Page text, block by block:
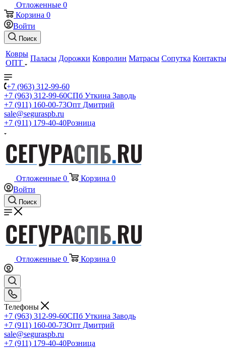
Отложенные 0
Корзина 0
Войти
Поиск
Ковры
ОПТ
Паласы Дорожки Ковролин Матрасы Сопутка Контакты
+7 (963) 312-99-60
+7 (963) 312-99-60СПб Уткина Заводь
+7 (911) 160-00-73Опт Дмитрий
sale@seguraspb.ru
+7 (911) 179-40-40Розница
Отложенные 0 Корзина 0
Войти
Поиск
Отложенные 0 Корзина 0
Телефоны
+7 (963) 312-99-60СПб Уткина Заводь
+7 (911) 160-00-73Опт Дмитрий
sale@seguraspb.ru
+7 (911) 179-40-40Розница